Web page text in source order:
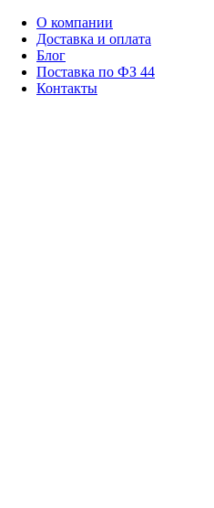
О компании
Доставка и оплата
Блог
Поставка по ФЗ 44
Контакты